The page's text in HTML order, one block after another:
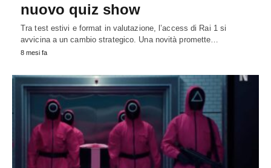
nuovo quiz show
Tra test estivi e format in valutazione, l’access di Rai 1 si
avvicina a un cambio strategico. Una novità promette…
8 mesi fa